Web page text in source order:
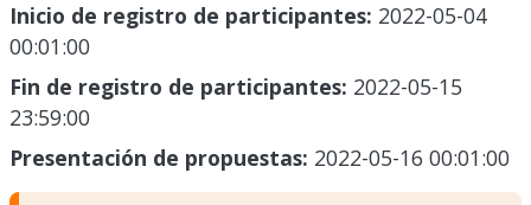
Inicio de registro de participantes: 2022-05-04
00:01:00
Fin de registro de participantes: 2022-05-15
23:59:00
Presentación de propuestas: 2022-05-16 00:01:00